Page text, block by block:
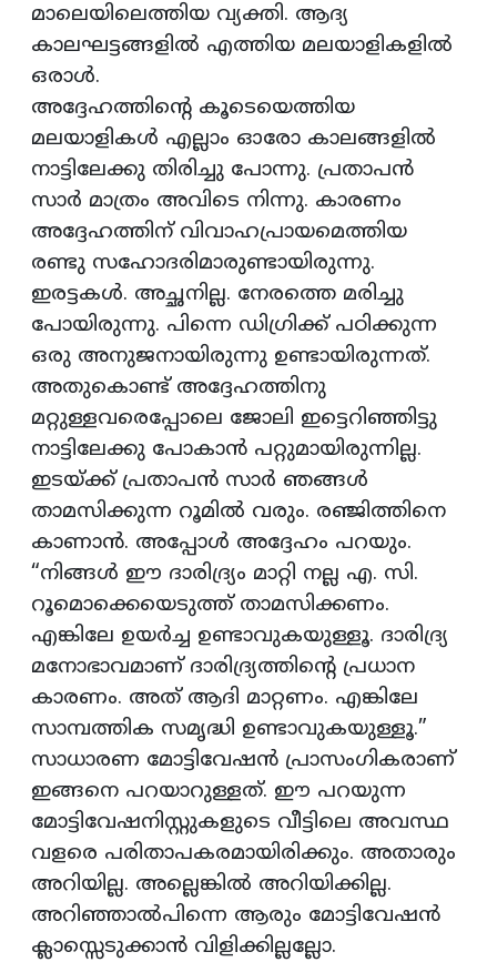
മാലെയിലെത്തിയ വ്യക്തി. ആദ്യ
കാലഘട്ടങ്ങളിൽ എത്തിയ മലയാളികളിൽ
ഒരാള്‍.
അദ്ദേഹത്തിന്റെ കൂടെയെത്തിയ
മലയാളികള്‍ എല്ലാം ഓരോ കാലങ്ങളില്‍
നാട്ടിലേക്കു തിരിച്ചു പോന്നു. പ്രതാപന്‍
സാര്‍ മാത്രം അവിടെ നിന്നു. കാരണം
അദ്ദേഹത്തിന് വിവാഹപ്രായമെത്തിയ
രണ്ടു സഹോദരിമാരുണ്ടായിരുന്നു.
ഇരട്ടകള്‍. അച്ഛനില്ല. നേരത്തെ മരിച്ചു
പോയിരുന്നു. പിന്നെ ഡിഗ്രിക്ക് പഠിക്കുന്ന
ഒരു അനുജനായിരുന്നു ഉണ്ടായിരുന്നത്.
അതുകൊണ്ട് അദ്ദേഹത്തിനു
മറ്റുള്ളവരെപ്പോലെ ജോലി ഇട്ടെറിഞ്ഞിട്ടു
നാട്ടിലേക്കു പോകാന്‍ പറ്റുമായിരുന്നില്ല.
ഇടയ്ക്ക് പ്രതാപന്‍ സാര്‍ ഞങ്ങള്‍
താമസിക്കുന്ന റൂമില്‍ വരും. രഞ്ജിത്തിനെ
കാണാന്‍. അപ്പോള്‍ അദ്ദേഹം പറയും.
“നിങ്ങള്‍ ഈ ദാരിദ്ര്യം മാറ്റി നല്ല എ. സി.
റൂമൊക്കെയെടുത്ത് താമസിക്കണം.
എങ്കിലേ ഉയര്‍ച്ച ഉണ്ടാവുകയുള്ളൂ. ദാരിദ്ര്യ
മനോഭാവമാണ് ദാരിദ്ര്യത്തിന്റെ പ്രധാന
കാരണം. അത് ആദി മാറ്റണം. എങ്കിലേ
സാമ്പത്തിക സമൃദ്ധി ഉണ്ടാവുകയുള്ളൂ.”
സാധാരണ മോട്ടിവേഷന്‍ പ്രാസംഗികരാണ്
ഇങ്ങനെ പറയാറുള്ളത്. ഈ പറയുന്ന
മോട്ടിവേഷനിസ്റ്റുകളുടെ വീട്ടിലെ അവസ്ഥ
വളരെ പരിതാപകരമായിരിക്കും. അതാരും
അറിയില്ല. അല്ലെങ്കില്‍ അറിയിക്കില്ല.
അറിഞ്ഞാല്‍പിന്നെ ആരും മോട്ടിവേഷന്‍
ക്ലാസ്സെടുക്കാന്‍ വിളിക്കില്ലല്ലോ.